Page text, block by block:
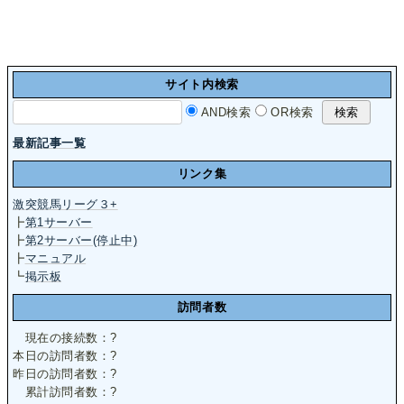
サイト内検索
AND検索 OR検索
最新記事一覧
リンク集
激突競馬リーグ３+
┣第1サーバー
┣第2サーバー(停止中)
┣マニュアル
┗掲示板
訪問者数
現在の接続数：?
本日の訪問者数：?
昨日の訪問者数：?
累計訪問者数：?